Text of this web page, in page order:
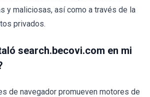
y maliciosas, así como a través de la
privados.
search.becovi.com en mi
de navegador promueven motores de